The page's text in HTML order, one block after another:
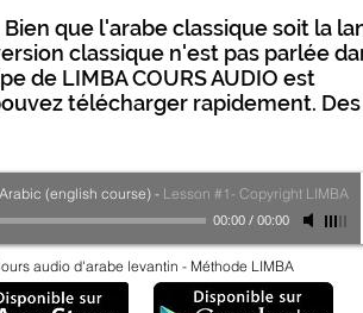
que l'arabe classique soit la
classique n'est pas parlée
de LIMBA COURS AUDIO est
télécharger rapidement. Des
(english course)- Lesson #1- Copyright LIMBA
00:00 / 00:00
audio d'arabe levantin - Méthode LIMBA